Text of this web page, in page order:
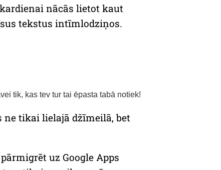
nācās lietot kaut
tekstus intīmlodziņos.
tik, kas tev tur tai ēpasta tabā notiek!
ne tikai lielajā džīmeilā, bet
uz Google Apps